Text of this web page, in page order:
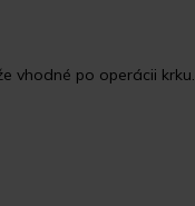
vhodné po operácii krku.